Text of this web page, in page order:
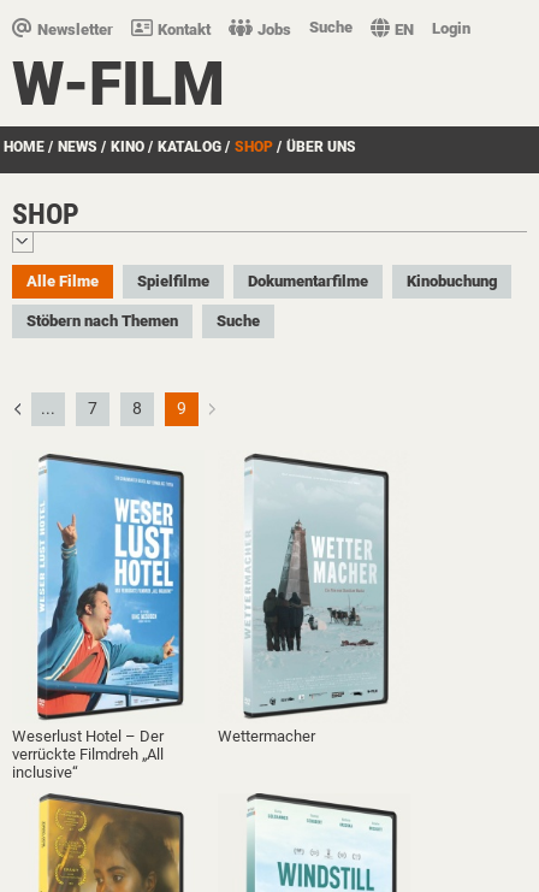
Newsletter Kontakt Jobs Suche EN Login
W-FILM
HOME / NEWS / KINO / KATALOG / SHOP / ÜBER UNS
SHOP
Alle Filme Spielfilme Dokumentarfilme Kinobuchung
Stöbern nach Themen Suche
... 7 8 9
Weserlust Hotel – Der
verrückte Filmdreh „All
inclusive“
Wettermacher